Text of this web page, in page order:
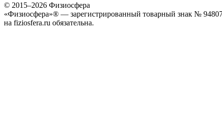
© 2015–2026 Физиосфера
«Физиосфера»® — зарегистрированный товарный знак №
на fiziosfera.ru обязательна.